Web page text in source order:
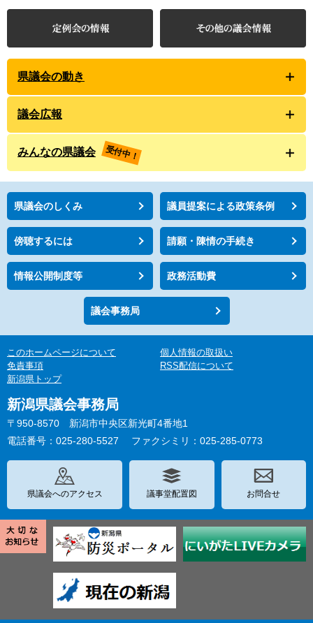
県議会の動き
議会広報
みんなの県議会 受付中！
県議会のしくみ 議員提案による政策条例
傍聴するには 請願・陳情の手続き
情報公開制度等 政務活動費
議会事務局
このホームページについて
個人情報の取扱い
免責事項
RSS配信について
新潟県トップ
新潟県議会事務局
〒950-8570 新潟市中央区新光町4番地1
電話番号：025-280-5527
ファクシミリ：025-285-0773
県議会へのアクセス 議事堂配置図 お問合せ